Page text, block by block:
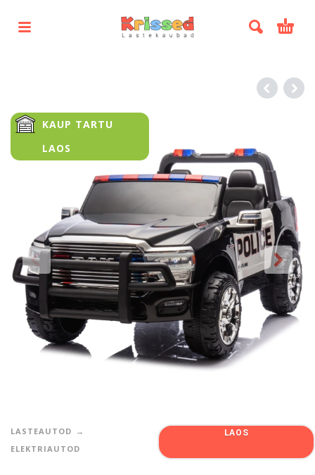
KAUP TARTU
LAOS
LASTEAUTOD
ELEKTRIAUTOD
LAOS